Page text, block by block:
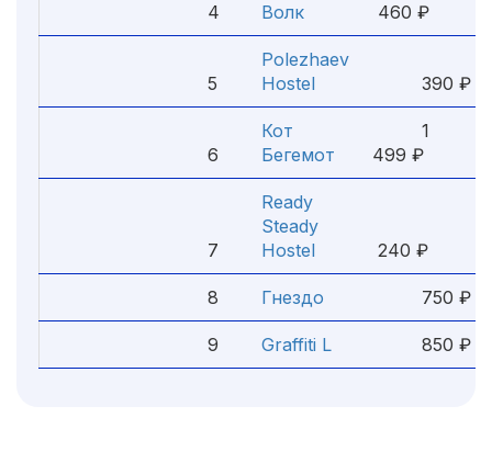
4
Волк
460 ₽
5
Polezhaev
Hostel
390 ₽
6
Кот
Бегемот
1
499 ₽
7
Ready
Steady
Hostel
240 ₽
8 Гнездо 750 ₽
9 Graffiti L 850 ₽